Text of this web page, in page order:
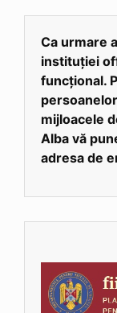
Ca urmare
instituției
funcțional.
mijloacele
Alba vă
adresa de